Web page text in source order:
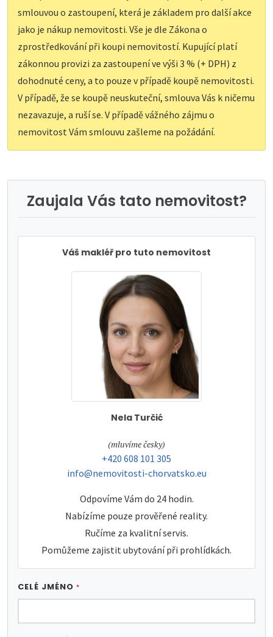
smlouvou o zastoupení, která je základem pro další akce
jako je nákup nemovitosti. Vše je dle Zákona o
zprostředkování při koupi nemovitostí. Kupující platí
zákonnou provizi za zastoupení ve výši 3 % (+ DPH) z
dohodnuté ceny, a to pouze v případě koupě nemovitosti.
V případě, že se koupě neuskuteční, smlouva Vás k ničemu
nezavazuje, a ruší se. V případě vážného zájmu o
nemovitost Vám smlouvu zašleme na požádání.
Zaujala Vás tato nemovitost?
Váš makléř pro tuto nemovitost
Nela Turčić
tel:
(mluvíme česky)
tel:
+420 608 101 305
e-mail:
info@nemovitosti-chorvatsko.eu
Odpovíme Vám do 24 hodin.
Nabízíme pouze prověřené reality.
Ručíme za kvalitní servis.
Pomůžeme zajistit ubytování při prohlídkách.
CELÉ JMÉNO *